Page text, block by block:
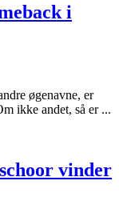
i
øgenavne, er
ikke andet, så er ...
vinder